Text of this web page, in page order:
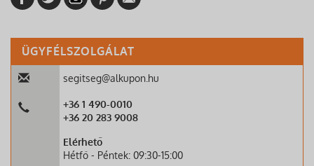
ÜGYFÉLSZOLGÁLAT
segitseg@alkupon.hu
+36 1 490-0010
+36 20 283 9008
Elérhető
Hétfő - Péntek: 09:30-15:00